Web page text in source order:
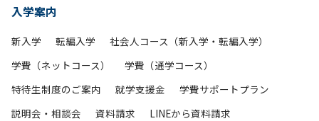
入学案内
新入学 転編入学
社会人コース（新入学・転編入学）
学費（ネットコース）
学費（通学コース）
特待生制度のご案内
就学支援金
学費サポートプラン
説明会・相談会
資料請求
LINEから資料請求